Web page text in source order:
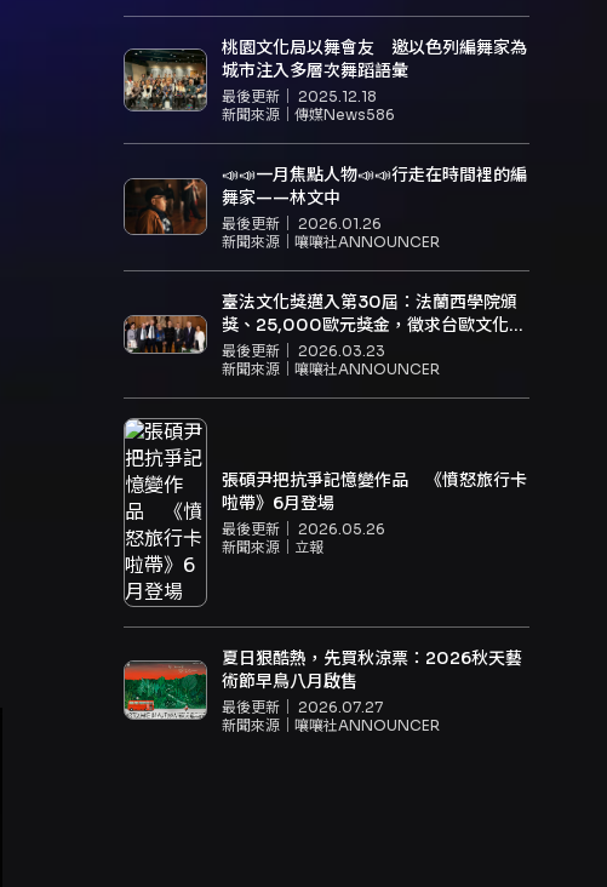
桃園文化局以舞會友 邀以色列編舞家為
城市注入多層次舞蹈語彙
最後更新｜ 2025.12.18
新聞來源｜ 傳媒News586
📣📣一月焦點人物📣📣行走在時間裡的編
舞家——林文中
最後更新｜ 2026.01.26
新聞來源｜ 嚷嚷社ANNOUNCER
臺法文化獎邁入第30屆：法蘭西學院頒
獎、25,000歐元獎金，徵求台歐文化交
流關鍵人物
最後更新｜ 2026.03.23
新聞來源｜ 嚷嚷社ANNOUNCER
張碩尹把抗爭記憶變作品 《憤怒旅行卡
啦帶》6月登場
最後更新｜ 2026.05.26
新聞來源｜ 立報
夏日狠酷熱，先買秋涼票：2026秋天藝
術節早鳥八月啟售
最後更新｜ 2026.07.27
新聞來源｜ 嚷嚷社ANNOUNCER